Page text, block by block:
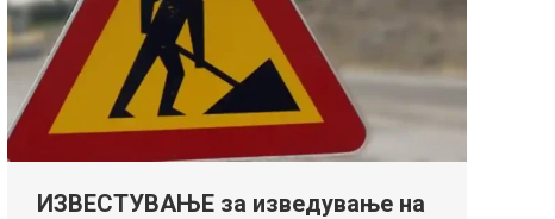
ИЗВЕСТУВАЊЕ за изведување на